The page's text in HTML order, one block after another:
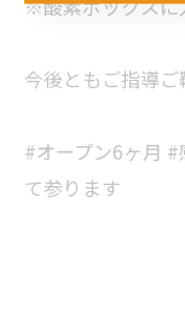
今後ともご指導
#オープン6ヶ月
て参ります
お